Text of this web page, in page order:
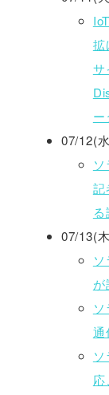
拡
サ
07/12(
記
07/13(
が
通